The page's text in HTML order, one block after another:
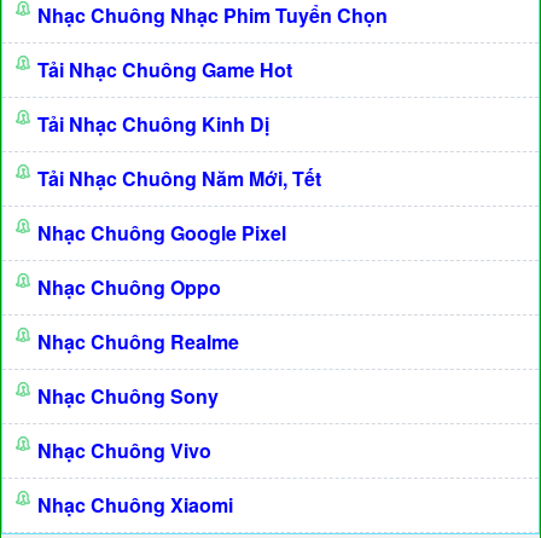
Nhạc Chuông Nhạc Phim Tuyển Chọn
Tải Nhạc Chuông Game Hot
Tải Nhạc Chuông Kinh Dị
Tải Nhạc Chuông Năm Mới, Tết
Nhạc Chuông Google Pixel
Nhạc Chuông Oppo
Nhạc Chuông Realme
Nhạc Chuông Sony
Nhạc Chuông Vivo
Nhạc Chuông Xiaomi